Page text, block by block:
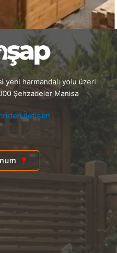
yeni harmandalı yolu üzeri
Şehzadeler Manisa
İletişim